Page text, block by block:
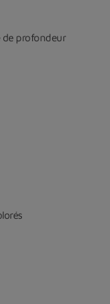
de profondeur